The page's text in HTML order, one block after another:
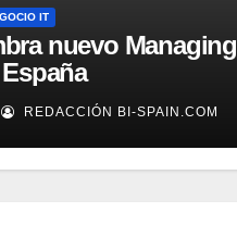
IT
nuevo Managing
REDACCIÓN BI-SPAIN.COM